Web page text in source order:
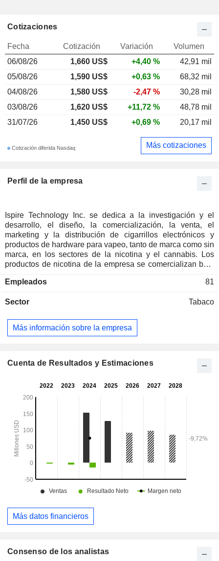
Perfil de la empresa
Ispire Technology Inc. se dedica a la investigación y el
desarrollo, el diseño, la comercialización, la venta, el
marketing y la distribución de cigarrillos electrónicos y
productos de hardware para vapeo, tanto de marca como sin
marca, en los sectores de la nicotina y el cannabis. Los
productos de nicotina de la empresa se comercializan bajo
distribución global. Vende su hardware de vapeo de
Alemania. Sus productos de cannabis se comercializan bajo
diseño original (ODM) para otras empresas de
vaporizadores de cannabis, incluyendo operadores que
incluye productos de cigarrillos electrónicos y productos de
se comercializan bajo marcas como Nautilus y Zestquest, y
marcas con licencia, entre las que se incluyen BRKFST y
Hidden Hills Club.
Empleados 81
Sector Tabaco
Más información sobre la empresa
Cotizaciones
Fecha Cotización Variación
Volumen
06/08/26
1,660 US$ +4,40 %
42,91 mil
05/08/26
1,590 US$ +0,63 %
68,32 mil
04/08/26
1,580 US$ -2,47 %
30,28 mil
03/08/26
1,620 US$ +11,72 %
48,78 mil
31/07/26
1,450 US$ +0,69 % 20,17 mil
Cotización diferida Nasdaq Más cotizaciones
Cuenta de Resultados y Estimaciones
Más datos financieros
Consenso de los analistas